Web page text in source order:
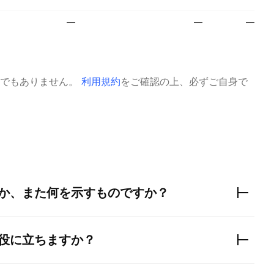
— — —
もありません。 利用規約をご確認の上、必ずご自身で
、また何を示すものですか？
に立ちますか？